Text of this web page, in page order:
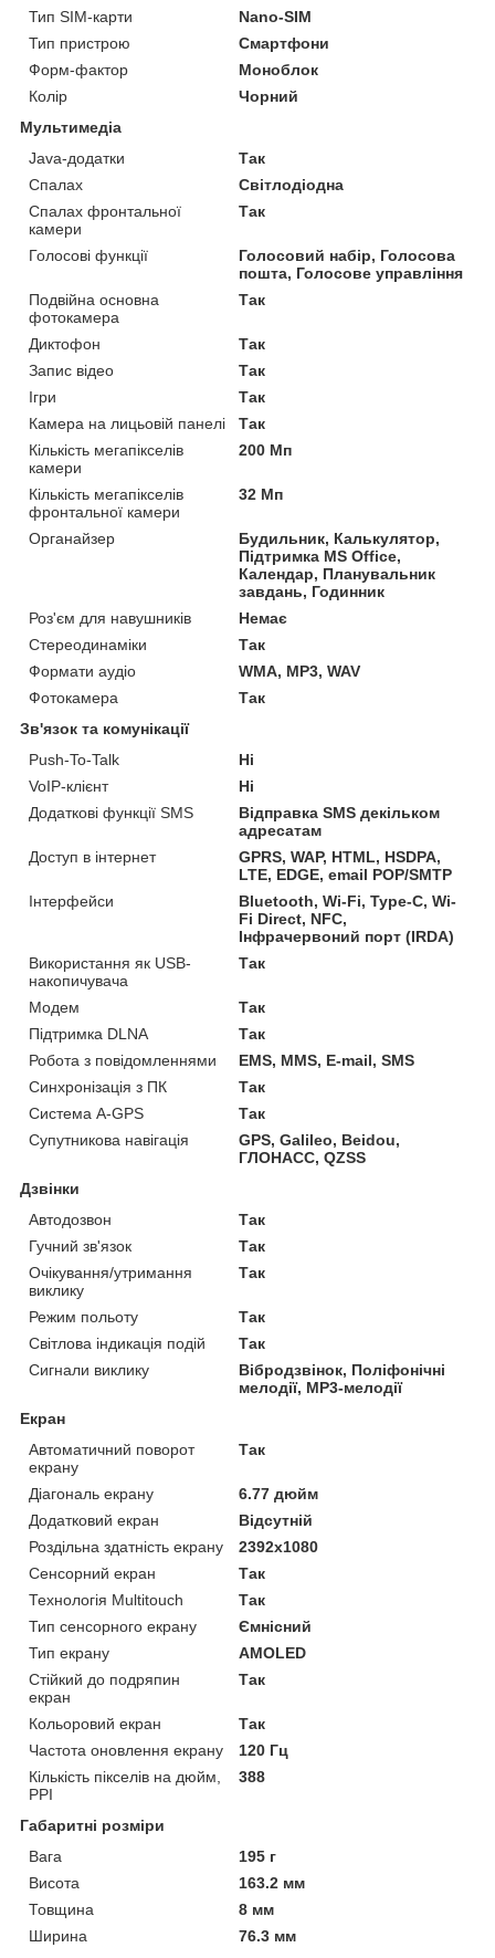
Тип SIM-карти
Nano-SIM
Тип пристрою
Смартфони
Форм-фактор
Моноблок
Колір
Чорний
Мультимедіа
Java-додатки
Так
Спалах
Світлодіодна
Спалах фронтальної
камери
Так
Голосові функції
Голосовий набір, Голосова
пошта, Голосове управління
Подвійна основна
фотокамера
Так
Диктофон
Так
Запис відео
Так
Ігри
Так
Камера на лицьовій панелі
Так
Кількість мегапікселів
камери
200 Мп
Кількість мегапікселів
фронтальної камери
32 Мп
Органайзер
Будильник, Калькулятор,
Підтримка MS Office,
Календар, Планувальник
завдань, Годинник
Роз'єм для навушників
Немає
Стереодинаміки
Так
Формати аудіо
WMA, MP3, WAV
Фотокамера
Так
Зв'язок та комунікації
Push-To-Talk
Ні
VoIP-клієнт
Ні
Додаткові функції SMS
Відправка SMS декільком
адресатам
Доступ в інтернет
GPRS, WAP, HTML, HSDPA,
LTE, EDGE, email POP/SMTP
Інтерфейси
Bluetooth, Wi-Fi, Type-C, Wi-
Fi Direct, NFC,
Інфрачервоний порт (IRDA)
Використання як USB-
накопичувача
Так
Модем
Так
Підтримка DLNA
Так
Робота з повідомленнями
EMS, MMS, E-mail, SMS
Синхронізація з ПК
Так
Система A-GPS
Так
Супутникова навігація
GPS, Galileo, Beidou,
ГЛОНАСС, QZSS
Дзвінки
Автодозвон
Так
Гучний зв'язок
Так
Очікування/утримання
виклику
Так
Режим польоту
Так
Світлова індикація подій
Так
Сигнали виклику
Вібродзвінок, Поліфонічні
мелодії, MP3-мелодії
Екран
Автоматичний поворот
екрану
Так
Діагональ екрану
6.77 дюйм
Додатковий екран
Відсутній
Роздільна здатність екрану
2392x1080
Сенсорний екран
Так
Технологія Multitouch
Так
Тип сенсорного екрану
Ємнісний
Тип екрану
AMOLED
Стійкий до подряпин
екран
Так
Кольоровий екран
Так
Частота оновлення екрану
120 Гц
Кількість пікселів на дюйм,
PPI
388
Габаритні розміри
Вага
195 г
Висота
163.2 мм
Товщина
8 мм
Ширина
76.3 мм